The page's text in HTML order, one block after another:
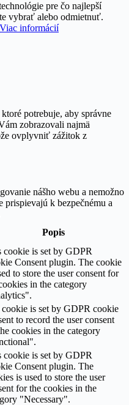
pre čo najlepší
vybrať alebo odmietnuť.
Viac informácií
potrebuje, aby správne
zobrazovali najmä
ovplyvniť zážitok z
nášho webu a nemožno
k bezpečnému a
Popis
cookie is set by GDPR
Consent plugin. The cookie
to store the user consent for
in the category
is set by GDPR cookie
to record the user consent
cookies in the category
cookie is set by GDPR
Consent plugin. The
is used to store the user
for the cookies in the
"Necessary".